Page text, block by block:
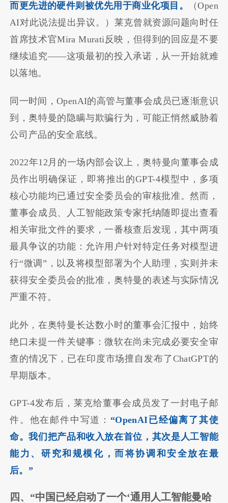
而更先进的硬件则被优先用于商业化项目。
（Open
AI对此说法提出异议。）莱克曾就资源问题向时任
首席技术官Mira Murati反映，但得到的回应是不要
继续追究——这项最初的投入承诺，从一开始就难
以落地。
同一时间，OpenAI的高管与董事会成员已逐渐意识
到，奥特曼的隐瞒与欺骗行为，可能正悄然威胁着
公司产品的安全底线。
2022年12月的一场内部会议上，奥特曼向董事会成
员作出明确保证，即将推出的GPT-4模型中，多项
核心功能均已通过安全委员会的审核批准。然而，
董事会成员、人工智能政策专家托纳随即提出查看
相关审批文件的要求，一番核查后发现，其中两项
最具争议的功能：允许用户针对特定任务对模型进
行“微调”，以及将模型部署为个人助理，实则并未
获得安全委员会的批准，奥特曼的表述与实际情况
严重不符。
此外，在奥特曼长达数小时的董事会汇报中，始终
绝口未提一件关键事：微软在尚未完成必要安全审
查的情况下，已在印度市场擅自发布了ChatGPT的
早期版本。
GPT-4发布后，莱克给董事会成员发了一封电子邮
件。他在邮件中写道： “OpenAI已经偏离了其使
命。我们把产品和收入放在首位，其次是人工智能
能力、研究和规模化，而将协调和安全放在最
后。”
四、“中国已经启动了一个‘通用人工智能曼哈